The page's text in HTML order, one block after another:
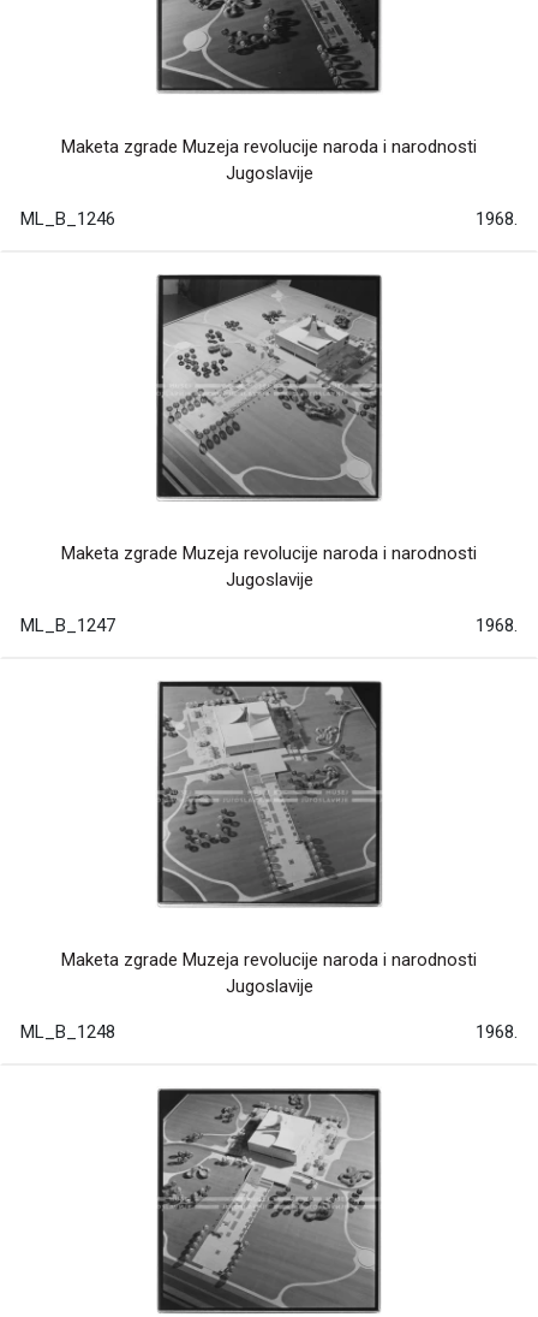
Maketa zgrade Muzeja revolucije naroda i narodnosti
Jugoslavije
ML_B_1246 1968.
Maketa zgrade Muzeja revolucije naroda i narodnosti
Jugoslavije
ML_B_1247 1968.
Maketa zgrade Muzeja revolucije naroda i narodnosti
Jugoslavije
ML_B_1248 1968.